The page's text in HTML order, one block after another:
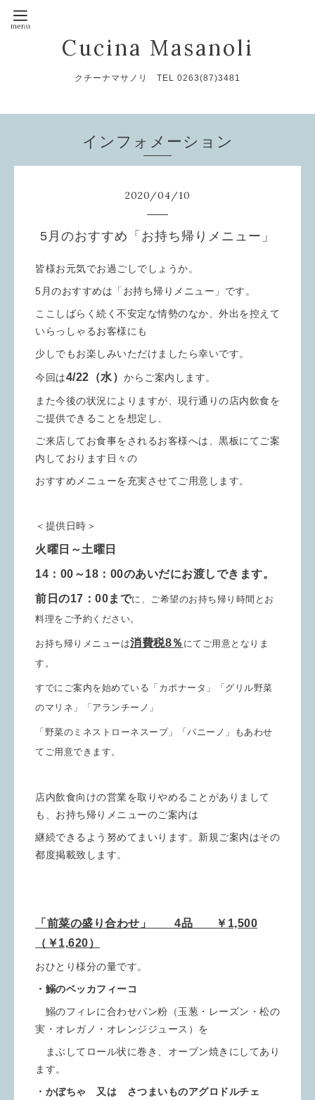
Cucina Masanoli
クチーナマサノリ TEL 0263(87)3481
インフォメーション
2020/04/10
5月のおすすめ「お持ち帰りメニュー」
皆様お元気でお過ごしでしょうか。
5月のおすすめは「お持ち帰りメニュー」です。
ここしばらく続く不安定な情勢のなか、外出を控えて
いらっしゃるお客様にも
少しでもお楽しみいただけましたら幸いです。
今回は4/22（水） からご案内します。
また今後の状況によりますが、現行通りの店内飲食を
ご提供できることを想定し、
ご来店してお食事をされるお客様へは、黒板にてご案
内しております日々の
おすすめメニューを充実させてご用意します。
＜提供日時＞
火曜日～土曜日
14：00～18：00のあいだにお渡しできます。
前日の17：00までに、ご希望のお持ち帰り時間とお
料理をご予約ください。
お持ち帰りメニューは消費税8％ にてご用意となりま
す。
すでにご案内を始めている「カポナータ」「グリル野菜
のマリネ」
「アランチーノ」
「野菜のミネストローネスープ」「パニーノ」もあわせ
て ご用意できます。
店内飲食向けの営業を取りやめることがありまして
も、お持ち帰りメニューのご案内は
継続できるよう努めてまいります。新規ご案内はその
都度掲載致します。
「前菜の盛り合わせ」 4品 ￥1,500
（￥1,620）
おひとり様分の量です。
・鰯のベッカフィーコ
鰯のフィレに合わせパン粉（玉葱・レーズン・松の
実・オレガノ・オレンジジュース）を
まぶしてロール状に巻き、オーブン焼きにしてあり
ます。
・かぼちゃ 又は さつまいものアグロドルチェ